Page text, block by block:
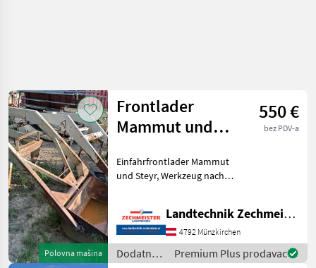
Polovna mašina
Frontlader
Mammut und
550 €
bez PDV-a
Einfahrfrontlader Mammut
und Steyr, Werkzeug nach
utovarivači
Landtechnik Zechmeister GmbH & Co KG
4792 Münzkirchen
Dodatna
Premium Plus prodavac